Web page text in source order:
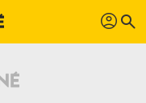
profil search